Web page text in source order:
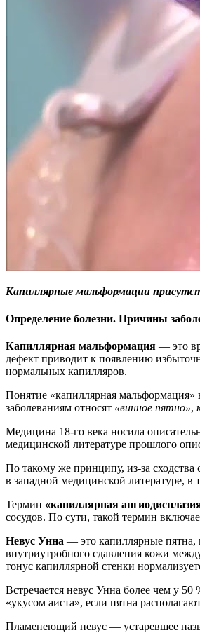
Капиллярные мальформации
Определение болезни. Причины
Капиллярная мальформация — это
дефект приводит к появлению
нормальных капилляров.
Понятие «капиллярная мальформация»
заболеваниям относят «винное пятно»,
Медицина 18-го века носила
медицинской литературе прошлого
По такому же принципу, из-за сходства
в западной медицинской литературе, в
Термин «капиллярная
сосудов. По сути, такой термин
Невус Унна — это капиллярные пятна,
внутриутробного сдавления кожи
тонус капиллярной стенки
Встречается невус Унна более чем у
«укусом аиста», если пятна
Пламенеющий невус — устаревшее